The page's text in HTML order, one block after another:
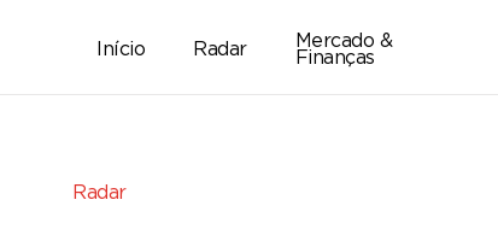
Início Radar
Mercado &
Finanças
Radar